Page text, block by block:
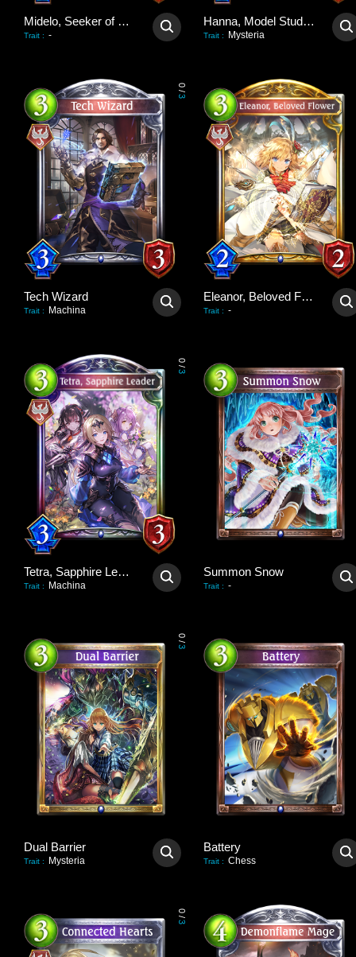
Midelo, Seeker of Truths
Trait : -
Hanna, Model Student
Trait : Mysteria
0
/
3
Tech Wizard
Trait : Machina
Eleanor, Beloved Flower
Trait : -
0
/
3
Tetra, Sapphire Leader
Trait : Machina
Summon Snow
Trait : -
0
/
3
Dual Barrier
Trait : Mysteria
Battery
Trait : Chess
0
/
3